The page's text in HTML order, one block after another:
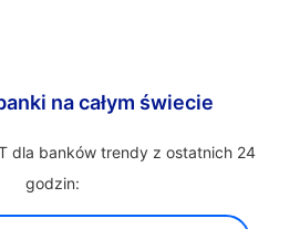
na całym świecie
dla banków trendy z ostatnich 24
godzin: